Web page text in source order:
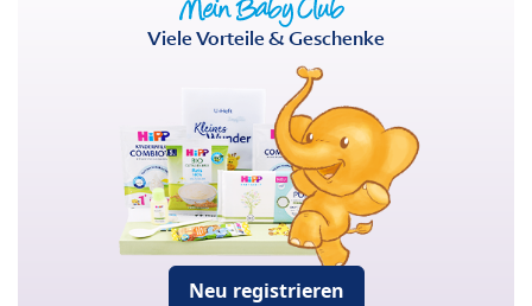
Viele Vorteile & Geschenke
Neu registrieren